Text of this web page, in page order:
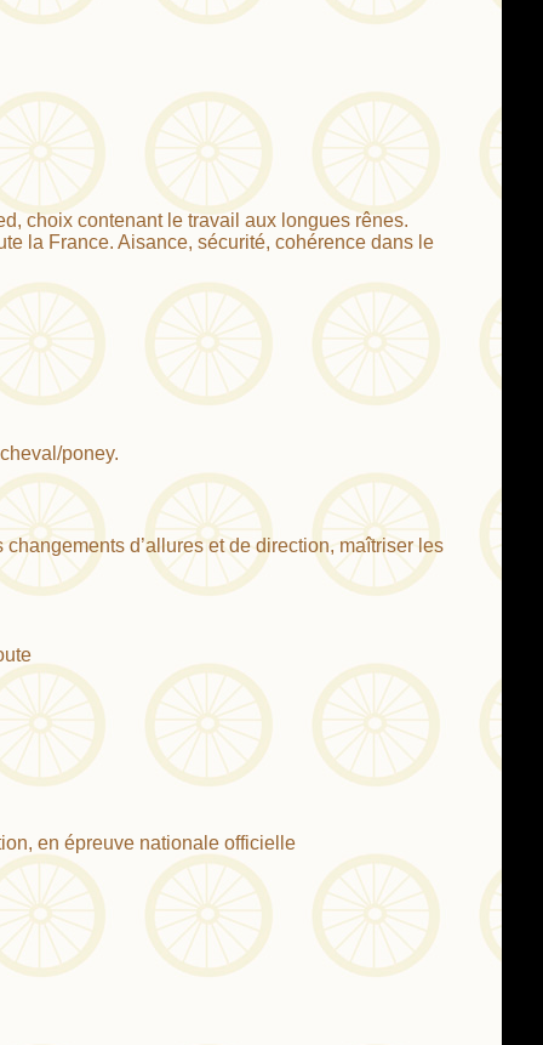
choix contenant le travail aux longues rênes.
la France. Aisance, sécurité, cohérence dans le
poney.
d’allures et de direction, maîtriser les
en épreuve nationale officielle